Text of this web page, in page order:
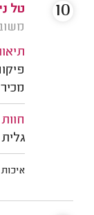
טל
משוב: 04/11/
איכות
10